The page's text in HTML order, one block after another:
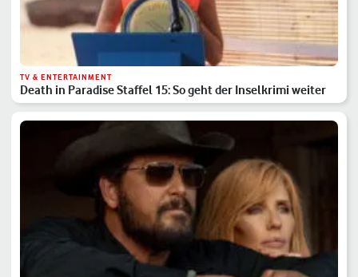
TV & ENTERTAINMENT
Death in Paradise Staffel 15: So geht der Inselkrimi weiter